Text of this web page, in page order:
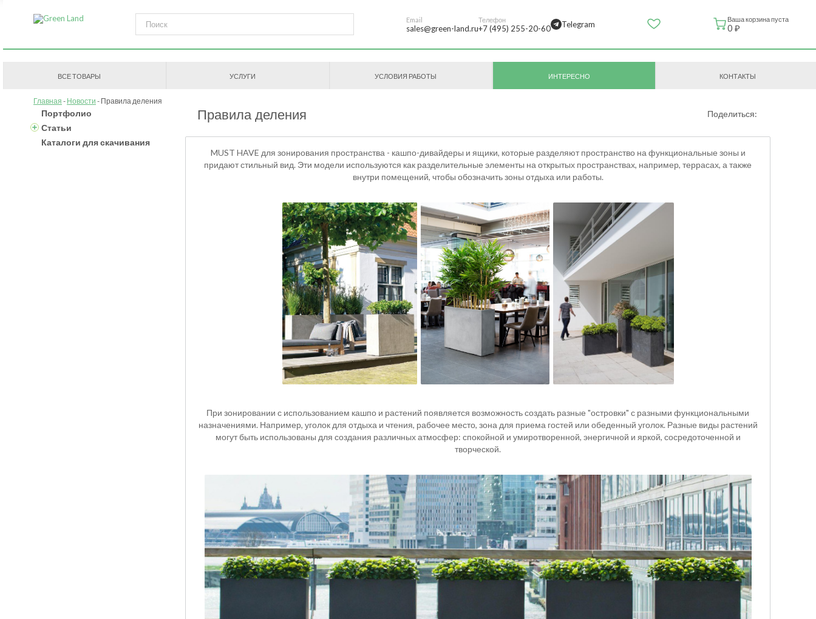
Email
sales@green-land.ru
Телефон
+7 (495) 255-20-60 Telegram Ваша корзина пуста
0 ₽
ВСЕ ТОВАРЫ УСЛУГИ УСЛОВИЯ РАБОТЫ ИНТЕРЕСНО КОНТАКТЫ
Главная Новости Правила деления
Портфолио
Статьи
Каталоги для скачивания
Поделиться:
Правила деления
MUST HAVE для зонирования пространства - кашпо-дивайдеры и ящики, которые разделяют пространство на функциональные зоны и
придают стильный вид. Эти модели используются как разделительные элементы на открытых пространствах, например, террасах, а также
внутри помещений, чтобы обозначить зоны отдыха или работы.
При зонировании с использованием кашпо и растений появляется возможность создать разные "островки" с разными функциональными
назначениями. Например, уголок для отдыха и чтения, рабочее место, зона для приема гостей или обеденный уголок. Разные виды растений
могут быть использованы для создания различных атмосфер: спокойной и умиротворенной, энергичной и яркой, сосредоточенной и
творческой.